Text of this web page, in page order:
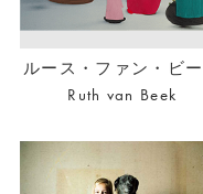
天満
ルギ
美術
術館
ルース・ファン・ビ
Ruth van Beek